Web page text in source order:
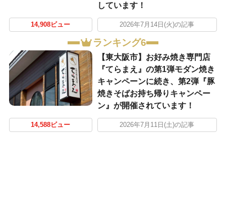
しています！
14,908ビュー 2026年7月14日(火)の記事
ランキング6
【東大阪市】お好み焼き専門店
『てらまえ』の第1弾モダン焼き
キャンペーンに続き、第2弾『豚
焼きそばお持ち帰りキャンペー
ン』が開催されています！
14,588ビュー 2026年7月11日(土)の記事